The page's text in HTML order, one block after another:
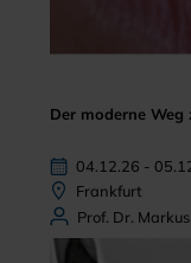
Der moderne
04.12.26 -
Frankfurt
Prof. Dr.